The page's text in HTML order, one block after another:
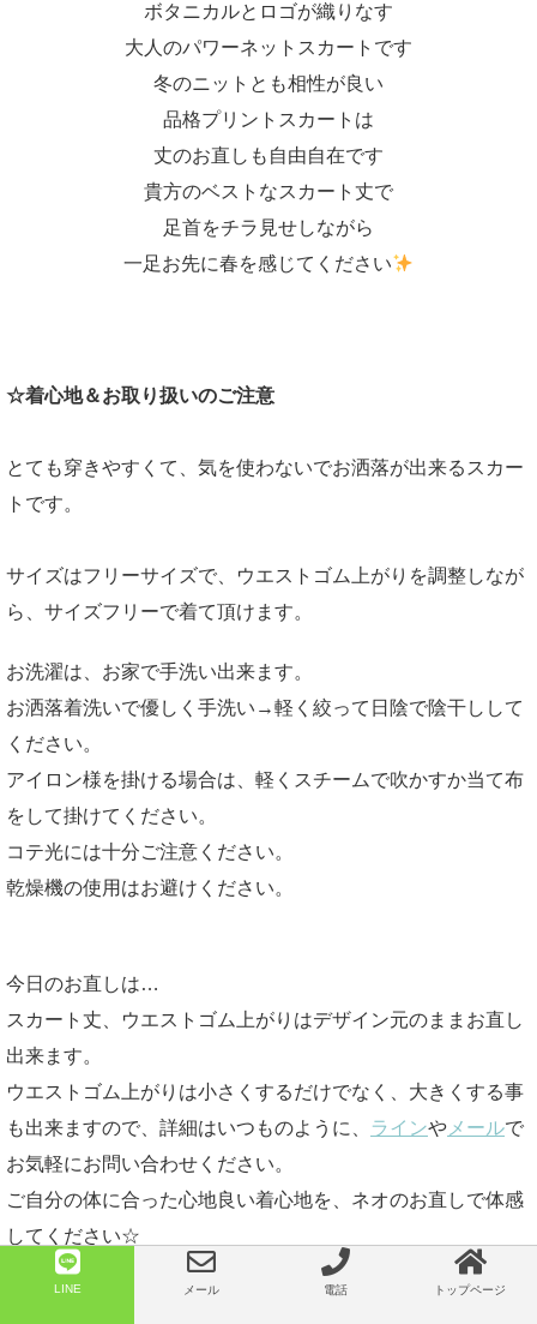
ボタニカルとロゴが織りなす
大人のパワーネットスカートです
冬のニットとも相性が良い
品格プリントスカートは
丈のお直しも自由自在です
貴方のベストなスカート丈で
足首をチラ見せしながら
一足お先に春を感じてください
☆着心地＆お取り扱いのご注意
とても穿きやすくて、気を使わないでお洒落が出来るスカー
トです。
サイズはフリーサイズで、ウエストゴム上がりを調整しなが
ら、サイズフリーで着て頂けます。
お洗濯は、お家で手洗い出来ます。
お洒落着洗いで優しく手洗い→軽く絞って日陰で陰干しして
ください。
アイロン様を掛ける場合は、軽くスチームで吹かすか当て布
をして掛けてください。
コテ光には十分ご注意ください。
乾燥機の使用はお避けください。
今日のお直しは…
スカート丈、ウエストゴム上がりはデザイン元のままお直し
出来ます。
ウエストゴム上がりは小さくするだけでなく、大きくする事
も出来ますので、詳細はいつものように、
ラインや メールで
お気軽にお問い合わせください。
ご自分の体に合った心地良い着心地を、ネオのお直しで体感
してください☆
LINE メール 電話 トップページ